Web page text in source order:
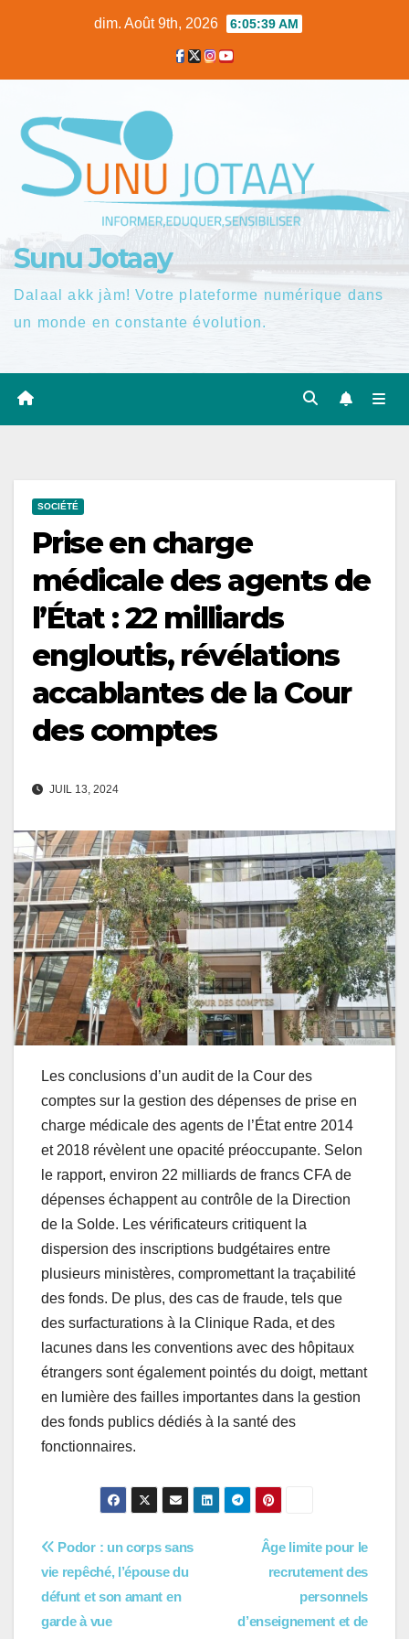
dim. Août 9th, 2026 6:05:40 AM
Sunu Jotaay
Dalaal akk jàm! Votre plateforme numérique dans
un monde en constante évolution.
SOCIÉTÉ
Prise en charge
médicale des agents de
l’État : 22 milliards
engloutis, révélations
accablantes de la Cour
des comptes
JUIL 13, 2024
Les conclusions d’un audit de la Cour des
comptes sur la gestion des dépenses de prise en
charge médicale des agents de l’État entre 2014
et 2018 révèlent une opacité préoccupante. Selon
le rapport, environ 22 milliards de francs CFA de
dépenses échappent au contrôle de la Direction
de la Solde. Les vérificateurs critiquent la
dispersion des inscriptions budgétaires entre
plusieurs ministères, compromettant la traçabilité
des fonds. De plus, des cas de fraude, tels que
des surfacturations à la Clinique Rada, et des
lacunes dans les conventions avec des hôpitaux
étrangers sont également pointés du doigt, mettant
en lumière des failles importantes dans la gestion
des fonds publics dédiés à la santé des
fonctionnaires.
Navigation
de
l’article
Âge limite pour le
recrutement des
personnels
d’enseignement et de
Podor : un corps sans
vie repêché, l’épouse du
défunt et son amant en
garde à vue